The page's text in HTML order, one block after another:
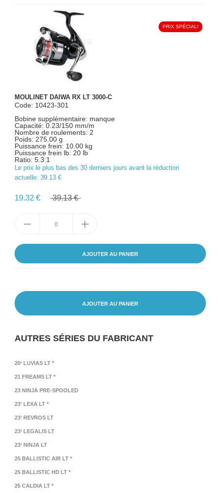
PRIX SPÉCIAL!
MOULINET DAIWA RX LT 3000-C
Code: 10423-301
Bobine supplémentaire: manque
Capacité: 0.23/150 mm/m
Nombre de roulements: 2
Poids: 275.00 g
Puissance frein: 10.00 kg
Puissance frein lb: 20 lb
Ratio: 5.3:1
Le prix le plus bas des 30 derniers jours avant la réduction
actuelle: 39.13 €
19.32 € 39.13 €
AJOUTER AU PANIER
AJOUTER AU PANIER
AUTRES SÉRIES DU FABRICANT
20‘ LUVIAS LT *
21 FREAMS LT *
23 NINJA PRE-SPOOLED
23' LEXA LT *
23' REVROS LT
23‘ LEGALIS LT
23‘ NINJA LT
25 BALLISTIC AIR LT *
25 BALLISTIC HD LT *
25 CALDIA LT *